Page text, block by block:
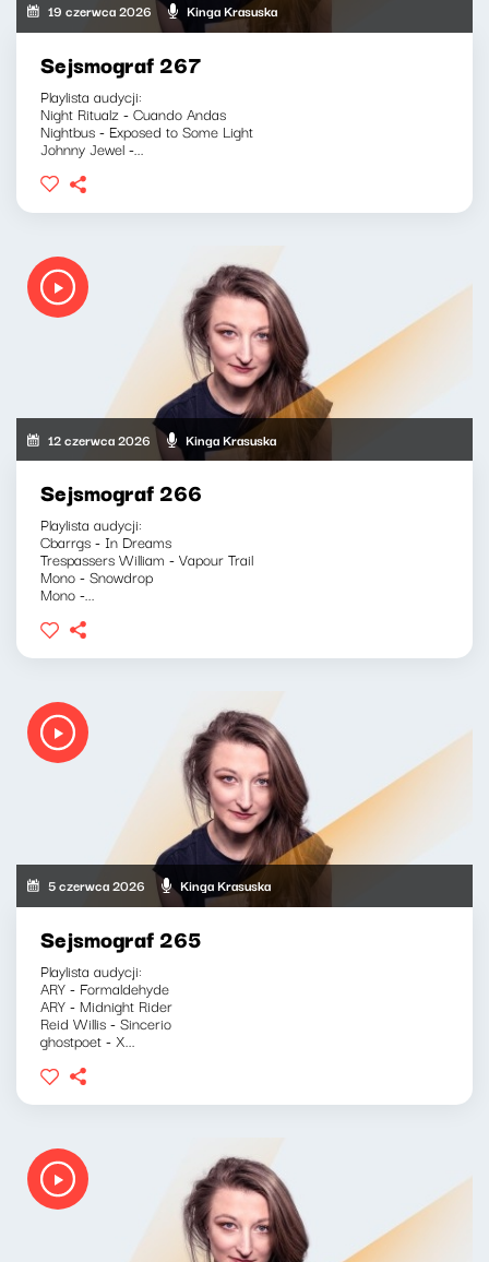
19 czerwca 2026 Kinga Krasuska
Sejsmograf 267
Playlista audycji:
Night Ritualz - Cuando Andas
Nightbus - Exposed to Some Light
Johnny Jewel -...
12 czerwca 2026 Kinga Krasuska
Sejsmograf 266
Playlista audycji:
Cbarrgs - In Dreams
Trespassers William - Vapour Trail
Mono - Snowdrop
Mono -...
5 czerwca 2026 Kinga Krasuska
Sejsmograf 265
Playlista audycji:
ARY - Formaldehyde
ARY - Midnight Rider
Reid Willis - Sincerio
ghostpoet - X...